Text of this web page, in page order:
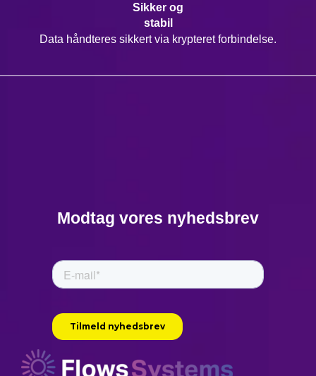
Sikker og
stabil
Data håndteres sikkert via krypteret forbindelse.
Modtag vores nyhedsbrev